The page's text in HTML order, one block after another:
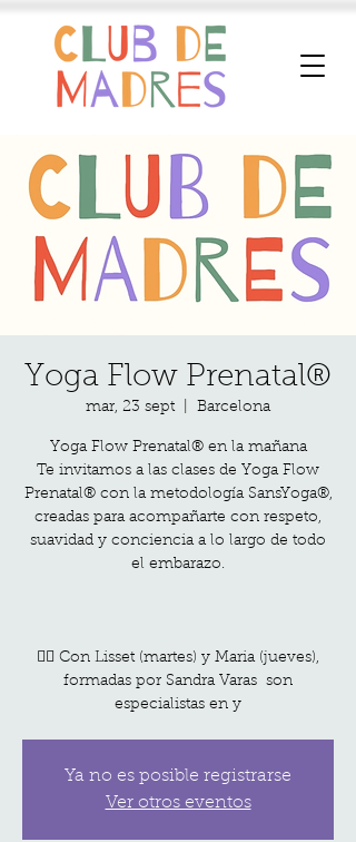
Yoga Flow Prenatal®
mar, 23 sept
  |
Barcelona
Yoga Flow Prenatal® en la mañana
Te invitamos a las clases de Yoga Flow
Prenatal® con la metodología SansYoga®,
creadas para acompañarte con respeto,
suavidad y conciencia a lo largo de todo
el embarazo.
🧘‍♀️ Con Lisset (martes) y Maria (jueves),
formadas por Sandra Varas son
especialistas en y
Ya no es posible registrarse
Ver otros eventos